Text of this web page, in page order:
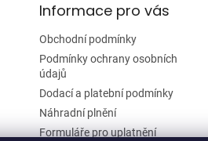
Informace pro vás
Obchodní podmínky
Podmínky ochrany osobních
údajů
Dodací a platební podmínky
Náhradní plnění
Formuláře pro uplatnění